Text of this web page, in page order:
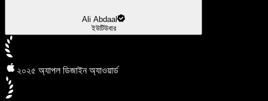
Ali Abdaal
ইউটিউবার
২০২৫ অ্যাপল ডিজাইন অ্যাওয়ার্ড